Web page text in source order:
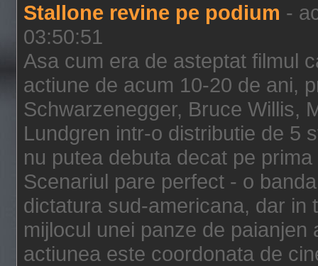
Stallone revine pe podium -
03:50:51
Asa cum era de asteptat filmul
actiune de acum 10-20 de ani,
Schwarzenegger, Bruce Willis,
Lundgren intr-o distributie de 5
nu putea debuta decat pe
Scenariul pare perfect - o
dictatura sud-americana, dar in
mijlocul unei panze de
actiunea este coordonata de